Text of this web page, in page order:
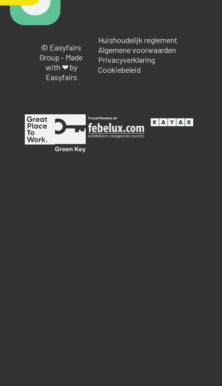
© Easyfairs
Group - Made
with ❤ by
Easyfairs
Huishoudelijk reglement
Algemene voorwaarden
Privacyverklaring
Cookiebeleid